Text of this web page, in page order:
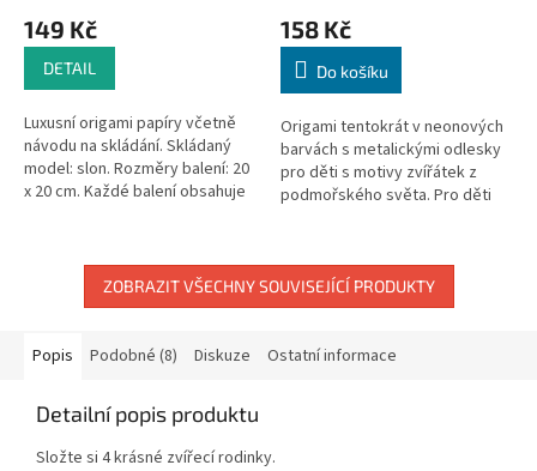
149 Kč
DETAIL
Luxusní origami papíry včetně
návodu na skládání. Skládaný
model: slon. Rozměry balení: 20
x 20 cm. Každé balení obsahuje
158 Kč
Do košíku
Origami tentokrát v neonových
barvách s metalickými odlesky
pro děti s motivy zvířátek z
podmořského světa. Pro děti
ZOBRAZIT VŠECHNY SOUVISEJÍCÍ PRODUKTY
Popis Podobné (8) Diskuze Ostatní informace
Detailní popis produktu
Složte si 4 krásné zvířecí rodinky.